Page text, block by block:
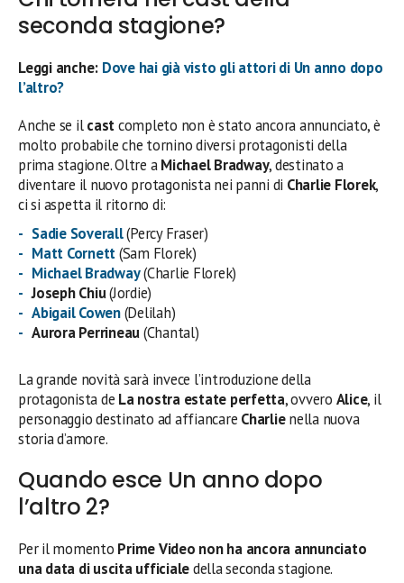
seconda stagione?
Leggi anche: Dove hai già visto gli attori di Un anno dopo
l’altro?
Anche se ilcastcompleto non è stato ancora annunciato, è
molto probabile che tornino diversi protagonisti della
prima stagione. Oltre aMichael Bradway, destinato a
diventare il nuovo protagonista nei panni di Charlie Florek,
ci si aspetta il ritorno di:
Sadie Soverall(Percy Fraser)
Matt Cornett(Sam Florek)
Michael Bradway(Charlie Florek)
Joseph Chiu(Jordie)
Abigail Cowen(Delilah)
Aurora Perrineau(Chantal)
La grande novità sarà invece l’introduzione della
protagonista de La nostra estate perfetta, ovvero Alice, il
personaggio destinato ad affiancare Charlienella nuova
storia d’amore.
Quando esce Un anno dopo
l’altro 2?
Per il momento Prime Video non ha ancora annunciato
una data di uscita ufficialedella seconda stagione.